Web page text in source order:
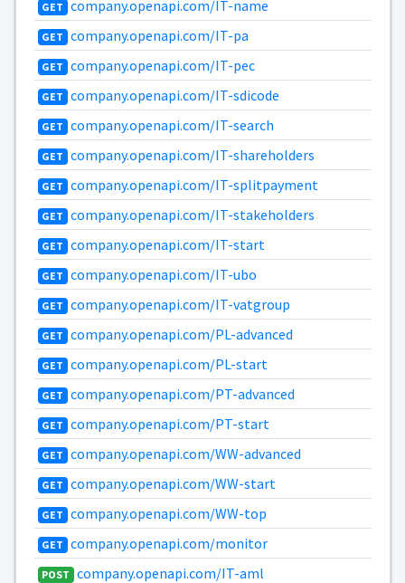
GET company.openapi.com/IT-name
GET company.openapi.com/IT-pa
GET company.openapi.com/IT-pec
GET company.openapi.com/IT-sdicode
GET company.openapi.com/IT-search
GET company.openapi.com/IT-shareholders
GET company.openapi.com/IT-splitpayment
GET company.openapi.com/IT-stakeholders
GET company.openapi.com/IT-start
GET company.openapi.com/IT-ubo
GET company.openapi.com/IT-vatgroup
GET company.openapi.com/PL-advanced
GET company.openapi.com/PL-start
GET company.openapi.com/PT-advanced
GET company.openapi.com/PT-start
GET company.openapi.com/WW-advanced
GET company.openapi.com/WW-start
GET company.openapi.com/WW-top
GET company.openapi.com/monitor
POST company.openapi.com/IT-aml